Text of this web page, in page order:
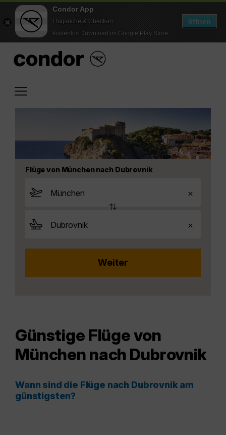
Condor App
Flugsuche & Check-in
kostenlos Download im Google Play Store
öffnen
Flüge von München nach Dubrovnik
Günstige Flüge von
München nach Dubrovnik
Wann sind die Flüge nach Dubrovnik am
günstigsten?